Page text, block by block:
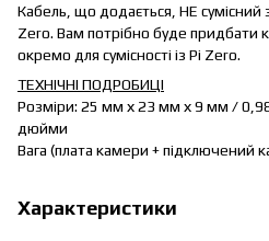
Кабель, що додається, НЕ
Zero. Вам потрібно буде придбати
окремо для сумісності із Pi Zero.
ТЕХНІЧНІ ПОДРОБИЦІ
Розміри: 25 мм х 23 мм х 9 мм /
дюйми
Вага (плата камери + підключений
Характеристики